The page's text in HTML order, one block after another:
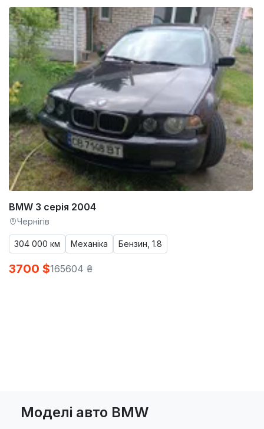
BMW 3 серія 2004
Чернігів
304 000 км Механіка Бензин, 1.8
3700 $165604 ₴
Моделі авто BMW